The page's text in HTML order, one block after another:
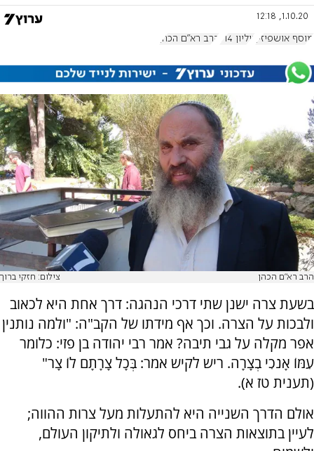
1.10.20, 12:18
מוסף אושפיזין גיליון 914 הרב רא"ם הכהן
הרב רא"ם הכהן צילום: חזקי ברוך
בשעת צרה ישנן שתי דרכי הנהגה: דרך אחת היא לכאוב
ולבכות על הצרה. וכך אף מידתו של הקב"ה: "ולמה נותנין
אפר מקלה על גבי תיבה? אמר רבי יהודה בן פזי: כלומר
עִמּוֹ אָנֹכִי בְצָרָה. ריש לקיש אמר: בְּכָל צָרָתָם לוֹ צָר"
(תענית טז א).
אולם הדרך השנייה היא להתעלות מעל צרות ההווה;
לעיין בתוצאות הצרה ביחס לגאולה ולתיקון העולם,